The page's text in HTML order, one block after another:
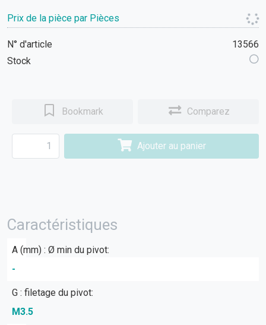
Prix de la pièce par Pièces
N° d'article
13566
Stock
Bookmark Comparez
Ajouter au panier
Caractéristiques
A (mm) : Ø min du pivot:
-
G : filetage du pivot:
M3.5